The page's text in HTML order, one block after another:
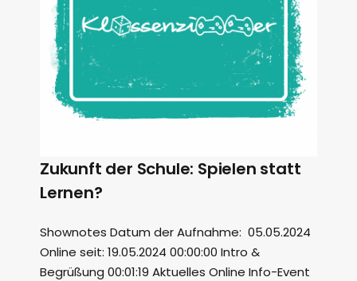
Zukunft der Schule: Spielen statt
Lernen?
Shownotes Datum der Aufnahme: 05.05.2024
Online seit: 19.05.2024 00:00:00 Intro &
Begrüßung 00:01:19 Aktuelles Online Info-Event